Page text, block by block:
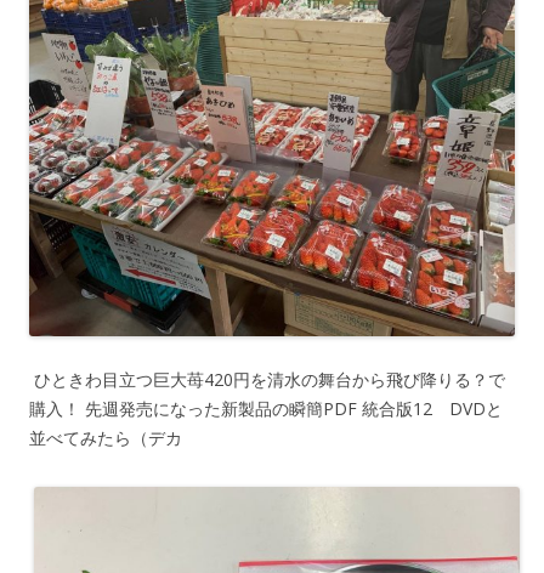
ひときわ目立つ巨大苺420円を清水の舞台から飛び降りる？で
購入！ 先週発売になった新製品の瞬簡PDF 統合版12 DVDと
並べてみたら（デカ